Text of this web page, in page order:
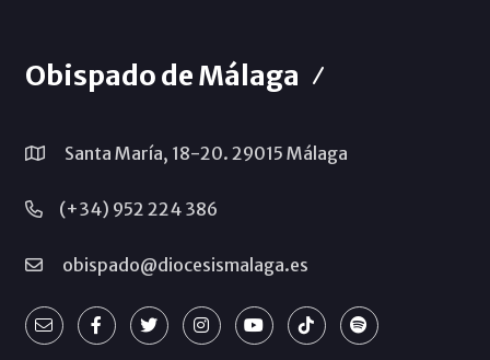
Obispado de Málaga
Santa María, 18-20. 29015 Málaga
(+34) 952 224 386
obispado@diocesismalaga.es